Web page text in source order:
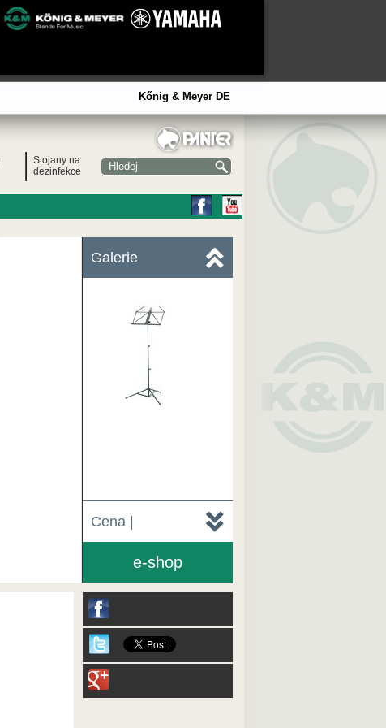
Galerie
Cena |
e-shop
Kőnig & Meyer DE
Stojany na
dezinfekce